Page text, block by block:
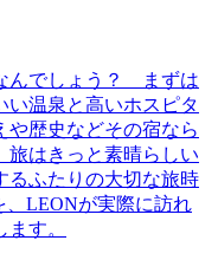
んでしょう？ まずは
い温泉と高いホスピタ
や歴史などその宿なら
旅はきっと素晴らしい
るふたりの大切な旅時
、LEONが実際に訪れ
す。